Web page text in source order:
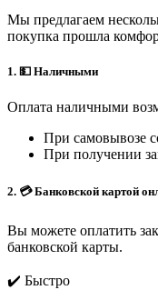
Мы предлагаем
покупка прошла
1. 💵 Наличными
Оплата наличными
При самовывозе
При получении
2. 💳 Банковской картой
Вы можете оплатить
банковской карты.
✔️ Быстро